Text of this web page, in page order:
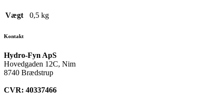
Vægt 0,5 kg
Kontakt
Hydro-Fyn ApS
Hovedgaden 12C, Nim
8740 Brædstrup
CVR: 40337466